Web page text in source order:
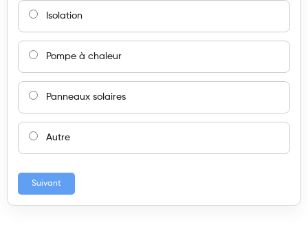
Isolation
Pompe à chaleur
Panneaux solaires
Autre
Suivant